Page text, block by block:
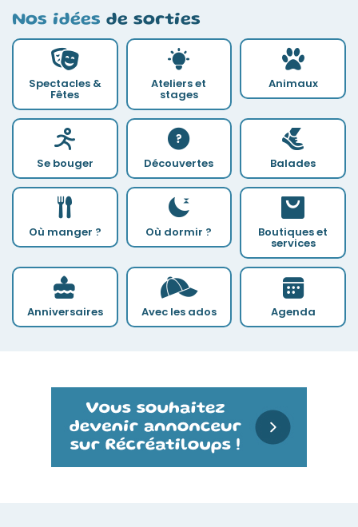
Nos idées de sorties
Spectacles &
Fêtes
Ateliers et
stages
Animaux
Se bouger Découvertes Balades
Où manger ? Où dormir ? Boutiques et
services
Anniversaires Avec les ados Agenda